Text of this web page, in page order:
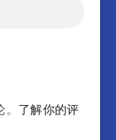
了解你的评